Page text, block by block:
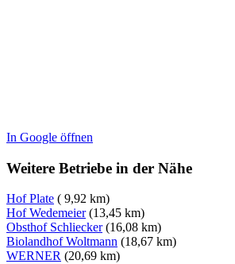
In Google öffnen
Weitere Betriebe in der Nähe
Hof Plate ( 9,92 km)
Hof Wedemeier(13,45 km)
Obsthof Schliecker(16,08 km)
Biolandhof Woltmann (18,67 km)
WERNER (20,69 km)